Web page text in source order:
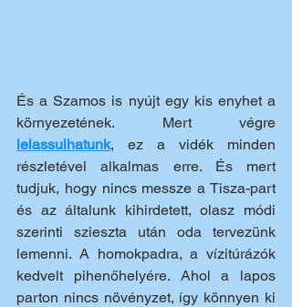
És a Szamos is nyújt egy kis enyhet a
lelassulhatunk, ez a vidék minden
részletével alkalmas erre. És mert
tudjuk, hogy nincs messze a Tisza-part
és az általunk kihirdetett, olasz módi
szerinti szieszta után oda tervezünk
lemenni. A homokpadra, a vízitúrázók
kedvelt pihenőhelyére. Ahol a lapos
parton nincs növényzet, így könnyen ki